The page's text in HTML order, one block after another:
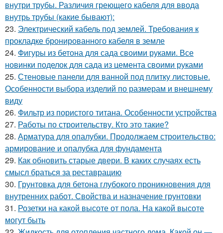
внутри трубы. Различия греющего кабеля для ввода
внутрь трубы (какие бывают):
23. Электрический кабель под землей. Требования к
прокладке бронированного кабеля в земле
24. Фигуры из бетона для сада своими руками. Все
новинки поделок для сада из цемента своими руками
25. Стеновые панели для ванной под плитку листовые.
Особенности выбора изделий по размерам и внешнему
виду
26. Фильтр из пористого титана. Особенности устройства
27. Работы по строительству. Кто это такие?
28. Арматура для опалубки. Продолжаем строительство:
армирование и опалубка для фундамента
29. Как обновить старые двери. В каких случаях есть
смысл браться за реставрацию
30. Грунтовка для бетона глубокого проникновения для
внутренних работ. Свойства и назначение грунтовки
31. Розетки на какой высоте от пола. На какой высоте
могут быть